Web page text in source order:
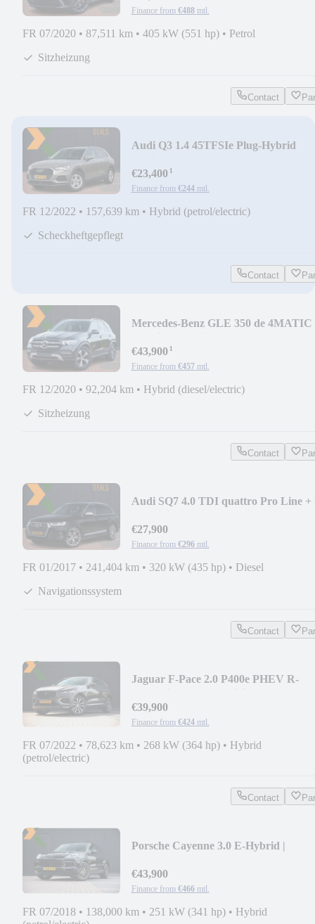
Finance from €488 mtl.
FR 07/2020 • 87,511 km • 405 kW (551 hp) • Petrol
Sitzheizung
Contact
Audi Q3 1.4 45TFSIe Plug-Hybrid
€23,400¹
Finance from €244 mtl.
FR 12/2022 • 157,639 km • Hybrid (petrol/electric)
Scheckheftgepflegt
Contact
Mercedes-Benz GLE 350 de 4MATIC
€43,900¹
Finance from €457 mtl.
FR 12/2020 • 92,204 km • Hybrid (diesel/electric)
Sitzheizung
Contact
Audi SQ7 4.0 TDI quattro Pro Line +
€27,900
Finance from €296 mtl.
FR 01/2017 • 241,404 km • 320 kW (435 hp) • Diesel
Navigationssystem
Contact
Jaguar F-Pace 2.0 P400e PHEV R-
€39,900
Finance from €424 mtl.
FR 07/2022 • 78,623 km • 268 kW (364 hp) • Hybrid
(petrol/electric)
Contact
Porsche Cayenne 3.0 E-Hybrid |
€43,900
Finance from €466 mtl.
FR 07/2018 • 138,000 km • 251 kW (341 hp) • Hybrid